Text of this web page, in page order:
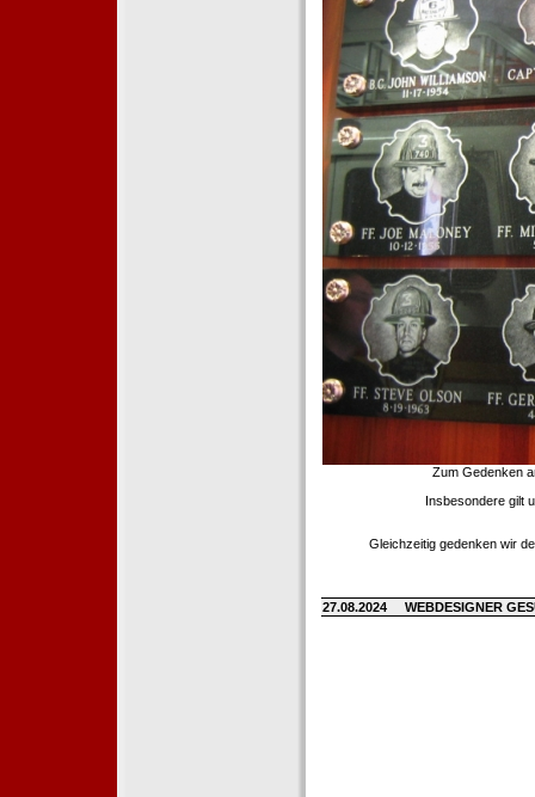
Zum Gedenken
Insbesondere gilt
Gleichzeitig gedenken wir
27.08.2024 WEBDESIGNER